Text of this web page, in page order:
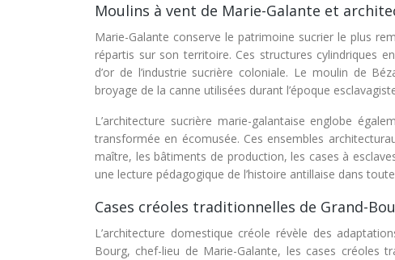
Moulins à vent de Marie-Galante et
Marie-Galante conserve le patrimoine sucrier le plus
répartis sur son territoire. Ces structures cylindriques
d’or de l’industrie sucrière coloniale. Le moulin de
broyage de la canne utilisées durant l’époque
L’architecture sucrière marie-galantaise englobe
transformée en écomusée. Ces ensembles
maître, les bâtiments de production, les cases à
une lecture pédagogique de l’histoire antillaise dans
Cases créoles traditionnelles de Grand-
L’architecture domestique créole révèle des
Bourg, chef-lieu de Marie-Galante, les cases créoles